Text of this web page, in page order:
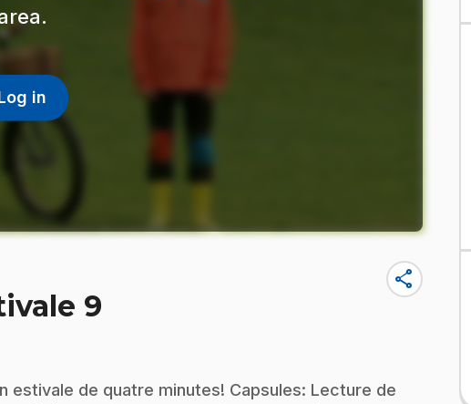
in
9
share
estivale de quatre minutes! Capsules: Lecture de